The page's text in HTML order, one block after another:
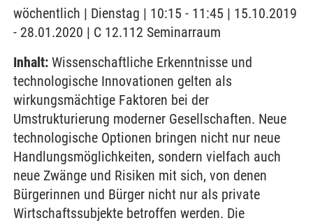
wöchentlich | Dienstag | 10:15 - 11:45 | 15.10.2019
- 28.01.2020 | C 12.112 Seminarraum
Inhalt: Wissenschaftliche Erkenntnisse und
technologische Innovationen gelten als
wirkungsmächtige Faktoren bei der
Umstrukturierung moderner Gesellschaften. Neue
technologische Optionen bringen nicht nur neue
Handlungsmöglichkeiten, sondern vielfach auch
neue Zwänge und Risiken mit sich, von denen
Bürgerinnen und Bürger nicht nur als private
Wirtschaftssubjekte betroffen werden. Die